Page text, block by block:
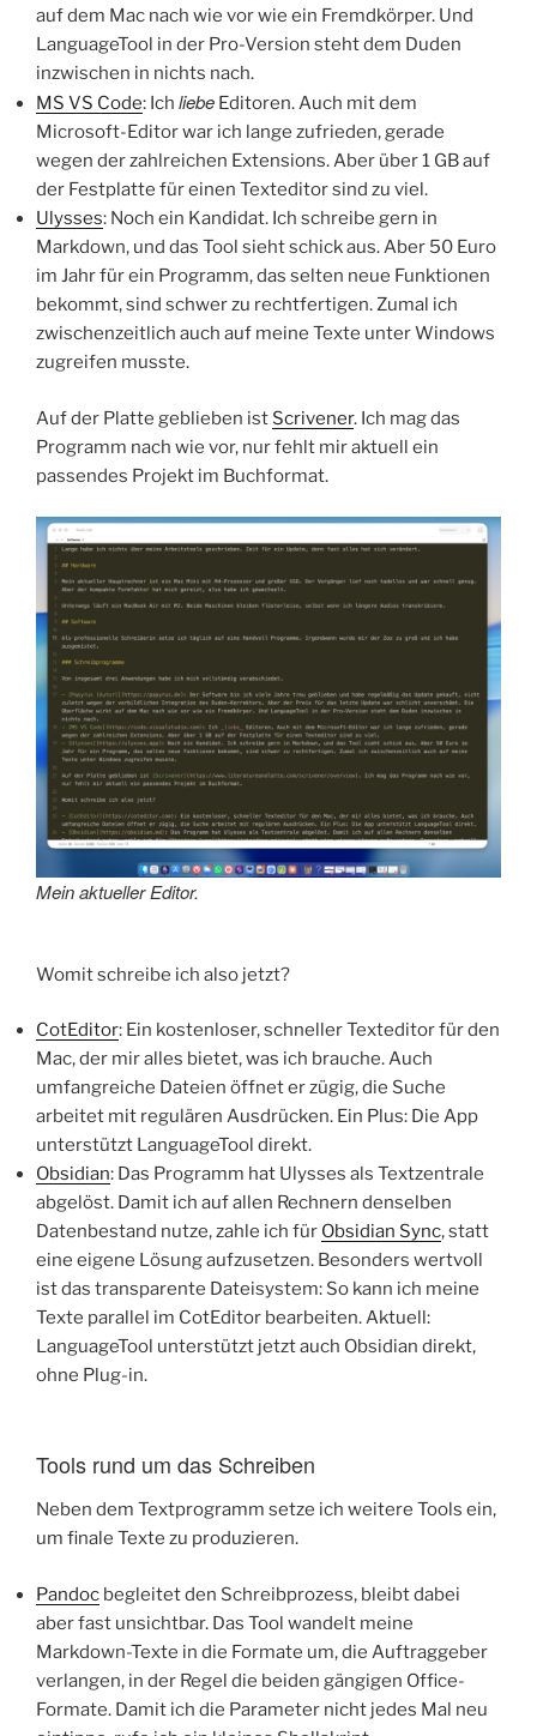
auf dem Mac nach wie vor wie ein Fremdkörper. Und
LanguageTool in der Pro-Version steht dem Duden
inzwischen in nichts nach.
MS VS Code: Ich liebe Editoren. Auch mit dem
Microsoft-Editor war ich lange zufrieden, gerade
wegen der zahlreichen Extensions. Aber über 1 GB auf
der Festplatte für einen Texteditor sind zu viel.
Ulysses: Noch ein Kandidat. Ich schreibe gern in
Markdown, und das Tool sieht schick aus. Aber 50 Euro
im Jahr für ein Programm, das selten neue Funktionen
bekommt, sind schwer zu rechtfertigen. Zumal ich
zwischenzeitlich auch auf meine Texte unter Windows
zugreifen musste.
Auf der Platte geblieben ist Scrivener. Ich mag das
Programm nach wie vor, nur fehlt mir aktuell ein
passendes Projekt im Buchformat.
Mein aktueller Editor.
Womit schreibe ich also jetzt?
CotEditor: Ein kostenloser, schneller Texteditor für den
Mac, der mir alles bietet, was ich brauche. Auch
umfangreiche Dateien öffnet er zügig, die Suche
arbeitet mit regulären Ausdrücken. Ein Plus: Die App
unterstützt LanguageTool direkt.
Obsidian: Das Programm hat Ulysses als Textzentrale
abgelöst. Damit ich auf allen Rechnern denselben
Datenbestand nutze, zahle ich für Obsidian Sync, statt
eine eigene Lösung aufzusetzen. Besonders wertvoll
ist das transparente Dateisystem: So kann ich meine
Texte parallel im CotEditor bearbeiten. Aktuell:
LanguageTool unterstützt jetzt auch Obsidian direkt,
ohne Plug-in.
Tools rund um das Schreiben
Neben dem Textprogramm setze ich weitere Tools ein,
um finale Texte zu produzieren.
Pandoc begleitet den Schreibprozess, bleibt dabei
aber fast unsichtbar. Das Tool wandelt meine
Markdown-Texte in die Formate um, die Auftraggeber
verlangen, in der Regel die beiden gängigen Office-
Formate. Damit ich die Parameter nicht jedes Mal neu